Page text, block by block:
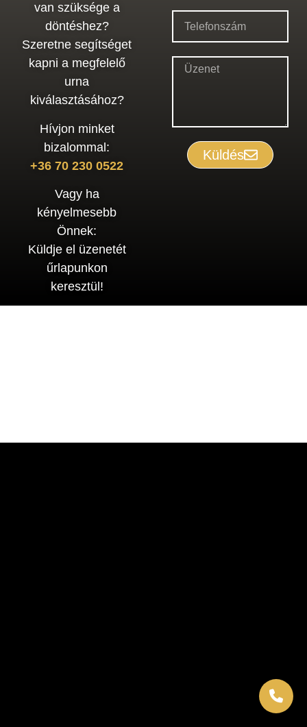
van szüksége a
döntéshez?
Szeretne segítséget
kapni a megfelelő
urna
kiválasztásához?
Hívjon minket
bizalommal:
+36 70 230 0522
Vagy ha
kényelmesebb
Önnek:
Küldje el üzenetét
űrlapunkon
keresztül!
Küldés